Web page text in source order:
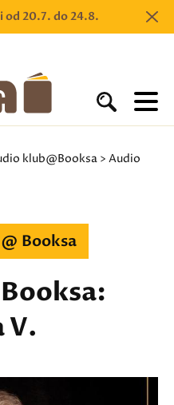
od 20.7. do 24.8.
klub@Booksa > Audio
Booksa
V.